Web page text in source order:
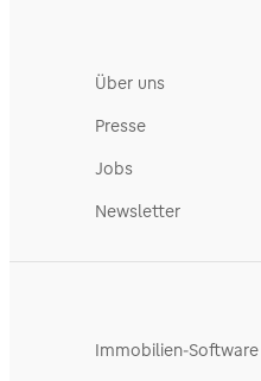
Über uns
Presse
Jobs
Newsletter
Immobilien-Software